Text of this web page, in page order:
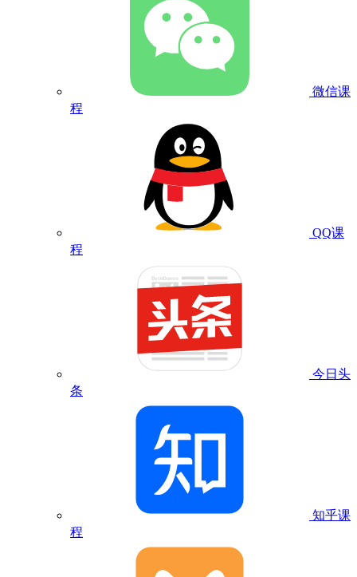
微信课
程
QQ课
程
今日头
条
知乎课
程